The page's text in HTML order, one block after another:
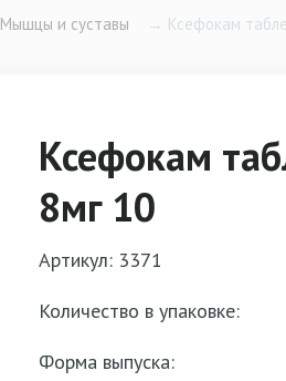
Мышцы и суставы → Ксефокам
Ксефокам
8мг 10
Артикул: 3371
Количество в упаковке:
Форма выпуска: